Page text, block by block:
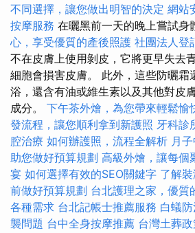
不同選擇，讓您做出明智的決定 網站
按摩服務 在曬黑前一天的晚上嘗試身
心，享受優質的產後照護 社團法人登
不在皮膚上使用剝皮，它將更早失去
細胞會損害皮膚。 此外，這些防曬霜
浴，還含有油或維生素以及其他對皮
成分。 下午茶外燴，為您帶來輕鬆愉
發流程，讓您順利拿到新護照 牙科診
腔治療 如何辦護照，流程全解析 月
助您做好預算規劃 高級外燴，讓每個
宴 如何選擇有效的SEO關鍵字 了解
前做好預算規劃 台北護理之家，優質
各種需求 台北記帳士推薦服務 白蟻
襲問題 台中全身按摩推薦 台灣土葬